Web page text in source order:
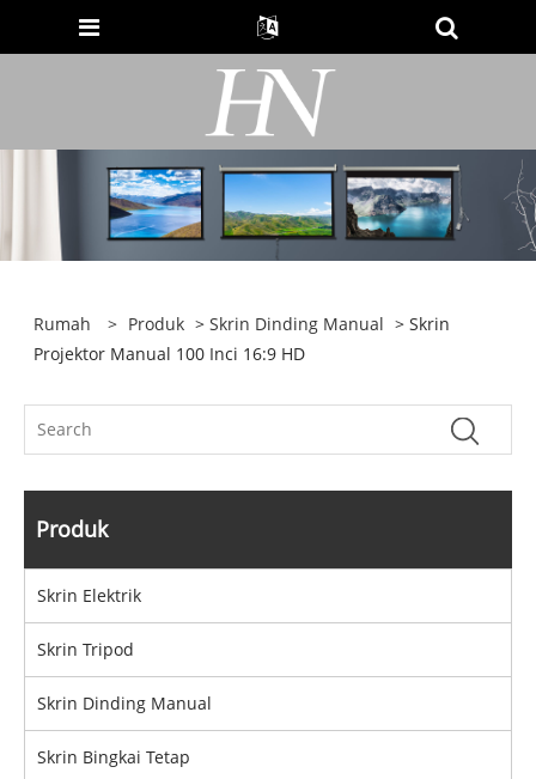
Rumah > Produk >Skrin Dinding Manual > Skrin
Projektor Manual 100 Inci 16:9 HD
Produk
Skrin Elektrik
Skrin Tripod
Skrin Dinding Manual
Skrin Bingkai Tetap